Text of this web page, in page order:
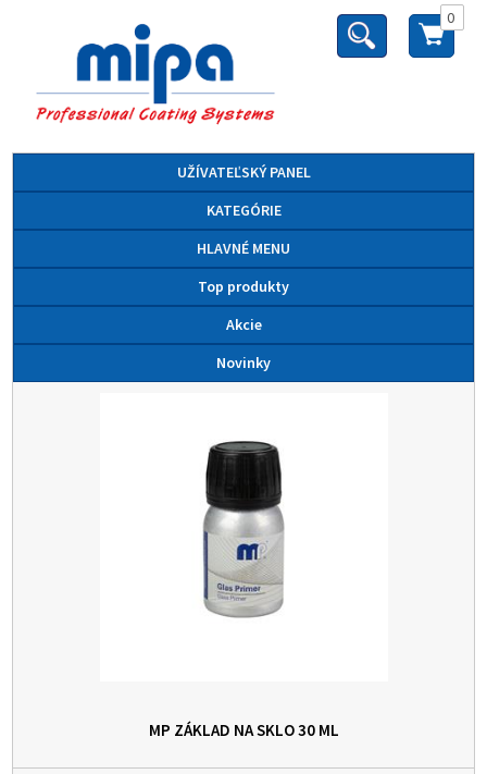
0
UŽÍVATEĽSKÝ PANEL
KATEGÓRIE
HLAVNÉ MENU
Top produkty
Akcie
Novinky
MP ZÁKLAD NA SKLO 30 ML